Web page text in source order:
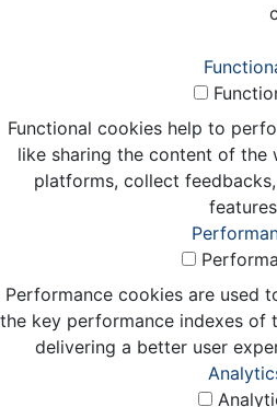
Functional cookies help to
like sharing the content of the
platforms, collect
Performance cookies are used
the key performance indexes of
delivering a better user